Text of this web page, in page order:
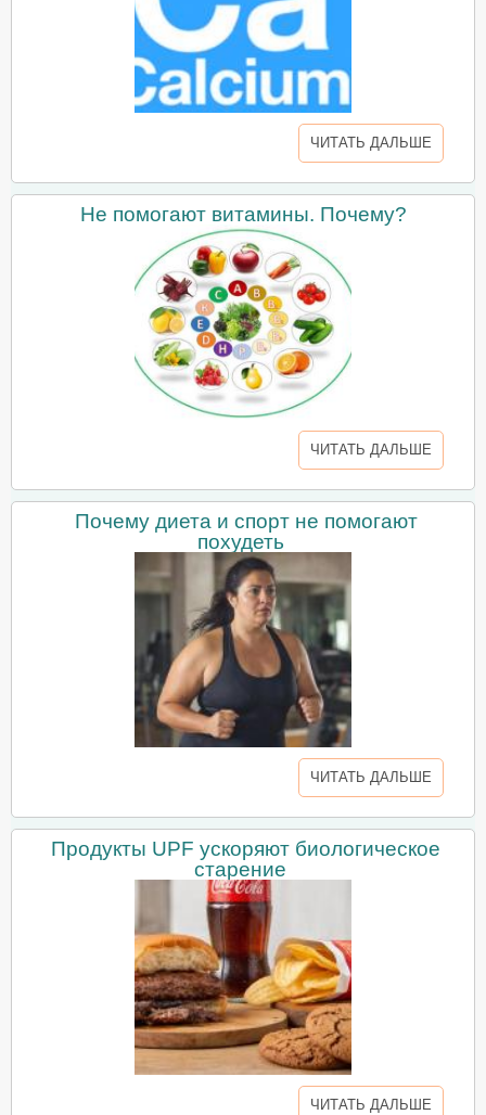
ЧИТАТЬ ДАЛЬШЕ
Не помогают витамины. Почему?
ЧИТАТЬ ДАЛЬШЕ
Почему диета и спорт не помогают
похудеть
ЧИТАТЬ ДАЛЬШЕ
Продукты UPF ускоряют биологическое
старение
ЧИТАТЬ ДАЛЬШЕ